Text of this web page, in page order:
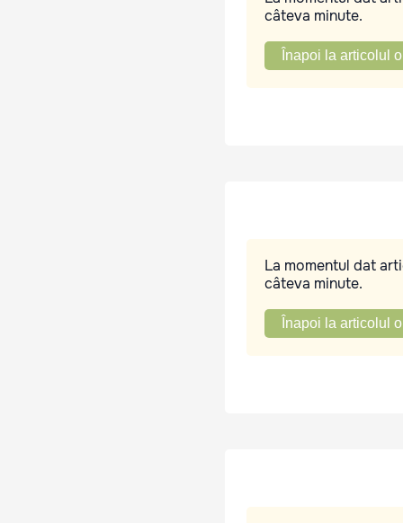
câteva minute.
Înapoi la articolul
La momentul dat
câteva minute.
Înapoi la articolul